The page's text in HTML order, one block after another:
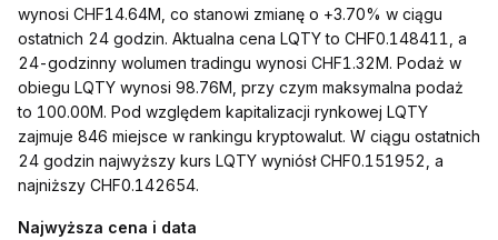
wynosi CHF14.64M, co stanowi zmianę o +3.70% w ciągu
ostatnich 24 godzin. Aktualna cena LQTY to CHF0.148411, a
24-godzinny wolumen tradingu wynosi CHF1.32M. Podaż w
obiegu LQTY wynosi 98.76M, przy czym maksymalna podaż
to 100.00M. Pod względem kapitalizacji rynkowej LQTY
zajmuje 846 miejsce w rankingu kryptowalut. W ciągu ostatnich
24 godzin najwyższy kurs LQTY wyniósł CHF0.151952, a
najniższy CHF0.142654.
Najwyższa cena i data